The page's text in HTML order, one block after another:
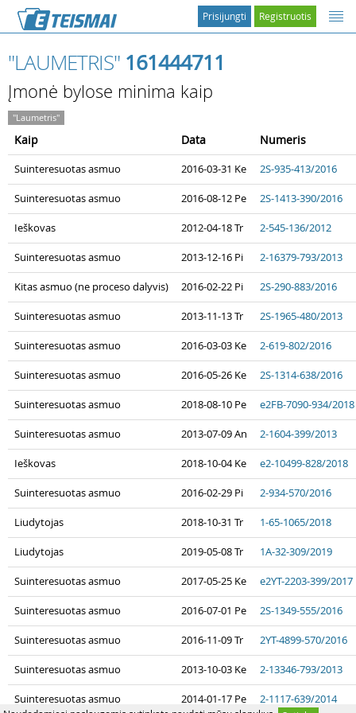
Registruotis
Prisijungti
"LAUMETRIS" 161444711
Įmonė bylose minima kaip
"Laumetris"
Kaip Data Numeris
Suinteresuotas asmuo 2016-03-31 Ke 2S-935-413/2016
Suinteresuotas asmuo 2016-08-12 Pe 2S-1413-390/2016
Ieškovas 2012-04-18 Tr 2-545-136/2012
Suinteresuotas asmuo 2013-12-16 Pi 2-16379-793/2013
Kitas asmuo (ne proceso dalyvis) 2016-02-22 Pi 2S-290-883/2016
Suinteresuotas asmuo 2013-11-13 Tr 2S-1965-480/2013
Suinteresuotas asmuo 2016-03-03 Ke 2-619-802/2016
Suinteresuotas asmuo 2016-05-26 Ke 2S-1314-638/2016
Suinteresuotas asmuo 2018-08-10 Pe e2FB-7090-934/2018
Suinteresuotas asmuo 2013-07-09 An 2-1604-399/2013
Ieškovas 2018-10-04 Ke e2-10499-828/2018
Suinteresuotas asmuo 2016-02-29 Pi 2-934-570/2016
Liudytojas 2018-10-31 Tr 1-65-1065/2018
Liudytojas 2019-05-08 Tr 1A-32-309/2019
Suinteresuotas asmuo 2017-05-25 Ke e2YT-2203-399/2017
Suinteresuotas asmuo 2016-07-01 Pe 2S-1349-555/2016
Suinteresuotas asmuo 2016-11-09 Tr 2YT-4899-570/2016
Suinteresuotas asmuo 2013-10-03 Ke 2-13346-793/2013
Suinteresuotas asmuo 2014-01-17 Pe 2-1117-639/2014